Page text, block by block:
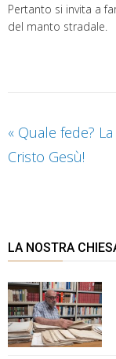
Pertanto si invita a
del manto stradale.
« Quale fede?
Cristo Gesù!
LA NOSTRA